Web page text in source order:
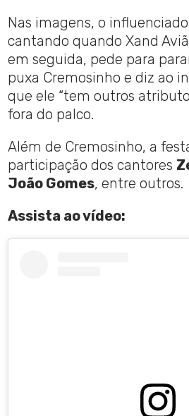
Nas imagens, o
cantando quando Xand
em seguida, pede para
puxa Cremosinho e diz ao
que ele “tem outros
fora do palco.
Além de Cremosinho, a
participação dos cantores
João Gomes, entre outros.
Assista ao vídeo: